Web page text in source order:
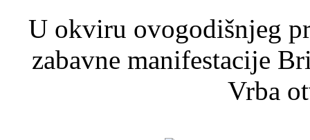
U okviru ovogodišnjeg
zabavne manifestacije
Vrba